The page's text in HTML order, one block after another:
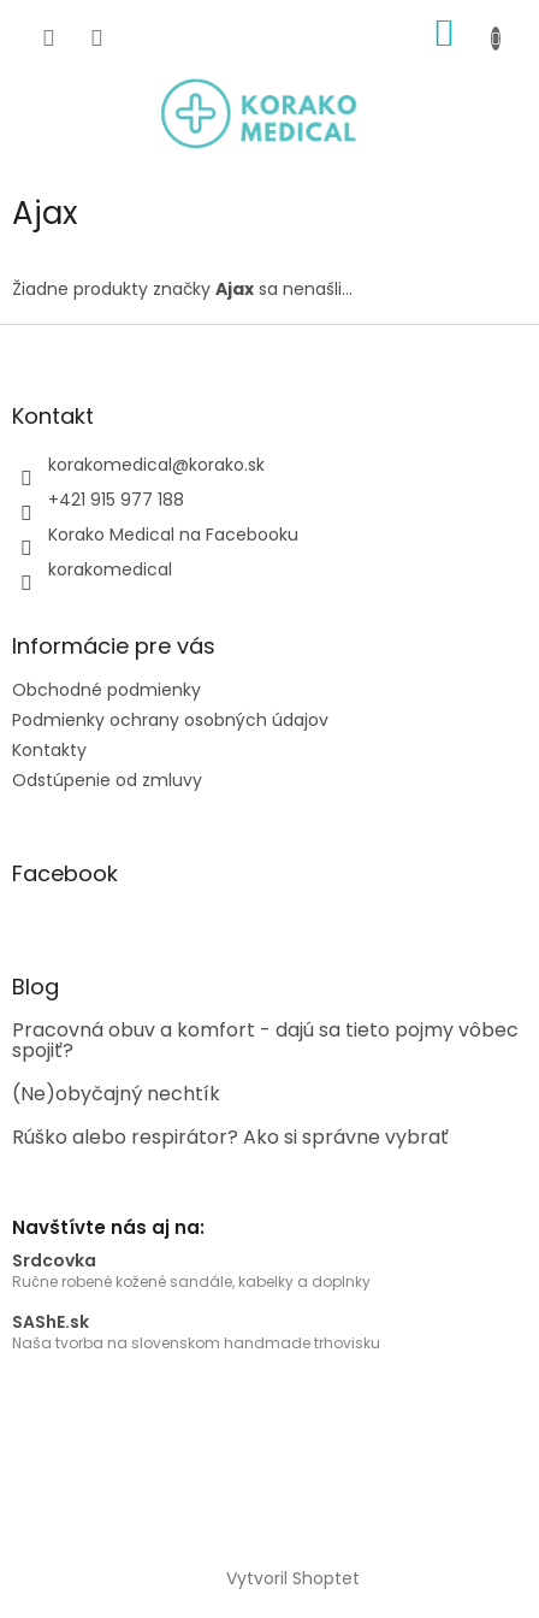
KOŠÍK
Ajax
Žiadne produkty značky Ajax sa nenašli...
Z
äKontakt
korakomedical@korako.sk
+421 915 977 188
Korako Medical na Facebooku
korakomedical
Informácie pre vás
Obchodné podmienky
Podmienky ochrany osobných údajov
Kontakty
Odstúpenie od zmluvy
Facebook
Blog
Pracovná obuv a komfort - dajú sa tieto pojmy vôbec
spojiť?
(Ne)obyčajný nechtík
Rúško alebo respirátor? Ako si správne vybrať
Navštívte nás aj na:
Srdcovka
Ručne robené kožené sandále, kabelky a doplnky
SAShE.sk
Naša tvorba na slovenskom handmade trhovisku
Vytvoril Shoptet